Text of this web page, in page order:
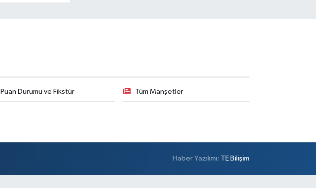
Puan Durumu ve Fikstür Tüm Manşetler
Haber Yazılımı: TE Bilişim